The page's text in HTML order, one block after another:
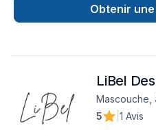
Obtenir
LiBel
Mascouche,
5
1 Avis